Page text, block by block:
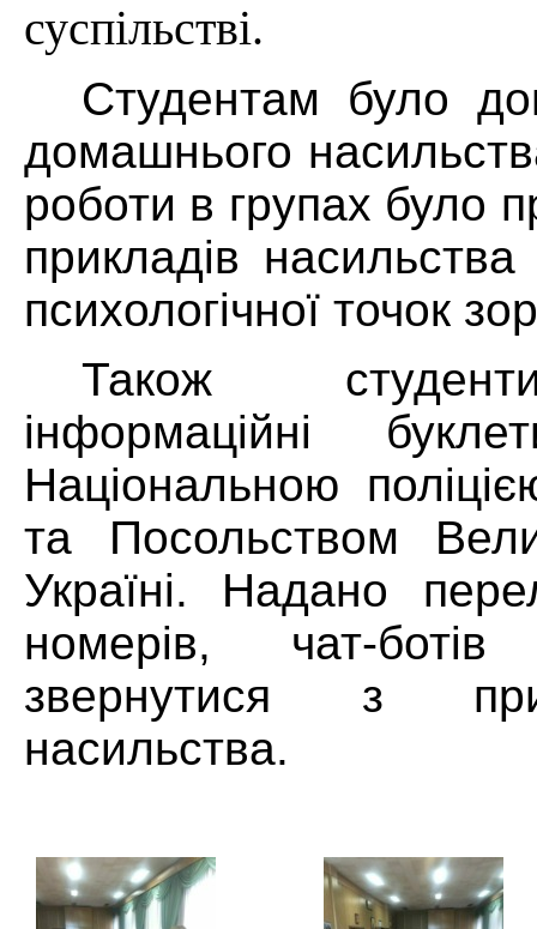
суспільстві.
Студентам було
домашнього
роботи в групах було
прикладів
психологічної точок
Також
інформаційні
Національною
та Посольством
Україні. Надано
номерів, чат-
звернутися з
насильства.